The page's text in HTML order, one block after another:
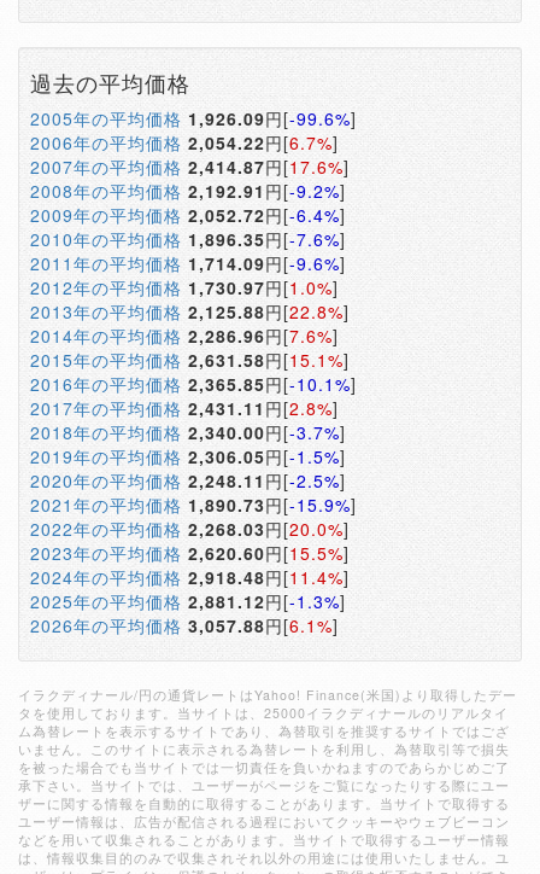
過去の平均価格
2005年の平均価格 1,926.09円[-99.6%]
2006年の平均価格 2,054.22円[6.7%]
2007年の平均価格 2,414.87円[17.6%]
2008年の平均価格 2,192.91 円[-9.2%]
2009年の平均価格 2,052.72円[-6.4%]
2010年の平均価格 1,896.35円[-7.6%]
2011年の平均価格 1,714.09円[-9.6%]
2012年の平均価格 1,730.97円[1.0%]
2013年の平均価格 2,125.88円[22.8%]
2014年の平均価格 2,286.96円[7.6%]
2015年の平均価格 2,631.58円[15.1%]
2016年の平均価格 2,365.85円[-10.1%]
2017年の平均価格 2,431.11 円[2.8%]
2018年の平均価格 2,340.00円[-3.7%]
2019年の平均価格 2,306.05円[-1.5%]
2020年の平均価格 2,248.11 円[-2.5%]
2021年の平均価格 1,890.73円[-15.9%]
2022年の平均価格 2,268.03円[20.0%]
2023年の平均価格 2,620.60円[15.5%]
2024年の平均価格 2,918.48円[11.4%]
2025年の平均価格 2,881.12円[-1.3%]
2026年の平均価格 3,057.88円[6.1%]
イラクディナール/円の通貨レートはYahoo! Finance(米国)より取得したデー
タを使用しております。当サイトは、25000イラクディナールのリアルタイ
ム為替レートを表示するサイトであり、為替取引を推奨するサイトではござ
いません。このサイトに表示される為替レートを利用し、為替取引等で損失
を被った場合でも当サイトでは一切責任を負いかねますのであらかじめご了
承下さい。当サイトでは、ユーザーがページをご覧になったりする際にユー
ザーに関する情報を自動的に取得することがあります。当サイトで取得する
ユーザー情報は、広告が配信される過程においてクッキーやウェブビーコン
などを用いて収集されることがあります。当サイトで取得するユーザー情報
は、情報収集目的のみで収集されそれ以外の用途には使用いたしません。ユ